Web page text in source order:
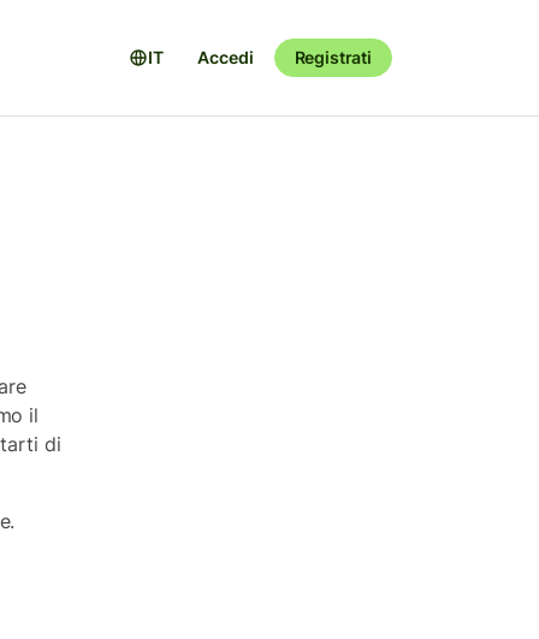
IT Accedi Registrati
il
di